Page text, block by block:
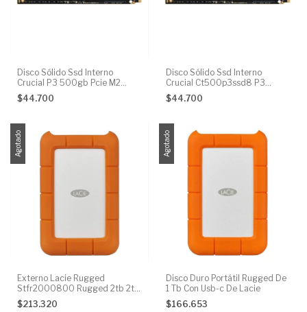
Disco Sólido Ssd Interno
Crucial P3 500gb Pcie M2
3500/6600m
$44.700
Disco Sólido Ssd Interno
Crucial Ct500p3ssd8 P3
500gb Pcie M.2 2280
$44.700
Agotado
Externo Lacie Rugged
Stfr2000800 Rugged 2tb 2tb
Naranja
$213.320
Agotado
Disco Duro Portátil Rugged De
1 Tb Con Usb-c De Lacie
$166.653